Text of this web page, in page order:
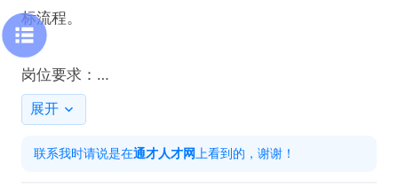
标流程。
岗位要求：
1-2年以上销售行业工作经验，业绩突出者优先；
技巧，具有亲和力；
展开
联系我时请说是在通才人才网 上看到的，谢谢！